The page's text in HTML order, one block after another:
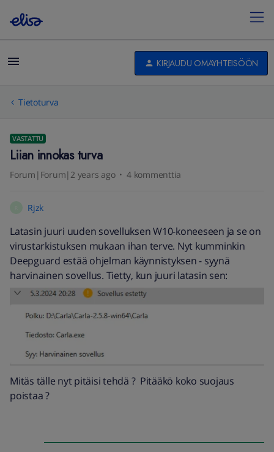
KIRJAUDU OMAYHTEISÖÖN
Tietoturva
VASTATTU
Liian innokas turva
Forum|Forum|2 years ago 4 kommenttia
Rjzk
Latasin juuri uuden sovelluksen W10-koneeseen ja se on
virustarkistuksen mukaan ihan terve. Nyt kumminkin
Deepguard estää ohjelman käynnistyksen - syynä
harvinainen sovellus. Tietty, kun juuri latasin sen:
Mitäs tälle nyt pitäisi tehdä ? Pitääkö koko suojaus
poistaa ?